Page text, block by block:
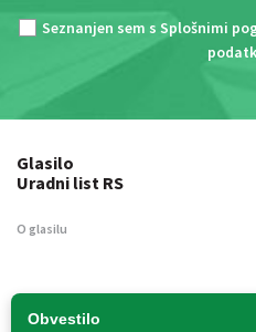
Seznanjen sem s Splošnimi
Obvestilo
Glasilo
Uradni list RS
O glasilu